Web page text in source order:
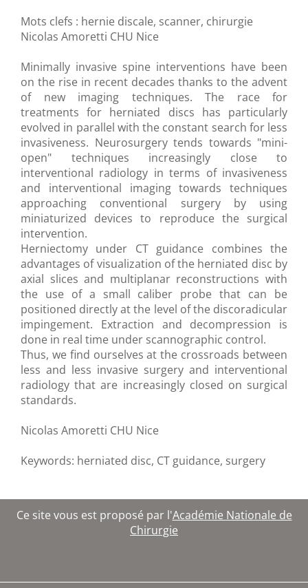
Mots clefs : hernie discale, scanner, chirurgie
Nicolas Amoretti CHU Nice
Minimally invasive spine interventions have been
on the rise in recent decades thanks to the advent
of new imaging techniques. The race for
treatments for herniated discs has particularly
evolved in parallel with the constant search for less
invasiveness. Neurosurgery tends towards "mini-
open" techniques increasingly close to
interventional radiology in terms of invasiveness
and interventional imaging towards techniques
approaching conventional surgery by using
miniaturized devices to reproduce the surgical
intervention.
Herniectomy under CT guidance combines the
advantages of visualization of the herniated disc by
axial slices and multiplanar reconstructions with
the use of a small caliber probe that can be
positioned directly at the level of the discoradicular
impingement. Extraction and decompression is
done in real time under scannographic control.
Thus, we find ourselves at the crossroads between
less and less invasive surgery and interventional
radiology that are increasingly closed on surgical
standards.
Nicolas Amoretti CHU Nice
Keywords: herniated disc, CT guidance, surgery
Ce site vous est proposé par l'Académie Nationale de
Chirurgie